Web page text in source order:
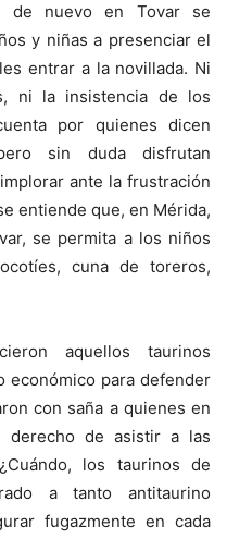
de nuevo en Tovar se
y niñas a presenciar el
entrar a la novillada. Ni
ni la insistencia de los
por quienes dicen
sin duda disfrutan
ante la frustración
entiende que, en Mérida,
se permita a los niños
cuna de toreros,
aquellos taurinos
económico para defender
con saña a quienes en
derecho de asistir a las
los taurinos de
a tanto antitaurino
fugazmente en cada